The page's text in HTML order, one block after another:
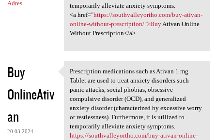
Adres
temporarily alleviate anxiety symptoms.
<a href="https://southvalleyortho.com/buy-ativan-
online-without-prescription/">BuyAtivan Online
Without Prescription</a>
Buy
OnlineAtiv
an
20.03.2024
Prescription medications such
Prescription medications such as Ativan 1 mg
Tablet are used to treat anxiety disorders such
panic attacks, social phobias, obsessive-
compulsive disorder (OCD), and generalized
anxiety disorder (characterized by excessive worry
or restlessness). Furthermore, it is utilized to
temporarily alleviate anxiety symptoms.
https://southvalleyortho.com/buy-ativan-online-